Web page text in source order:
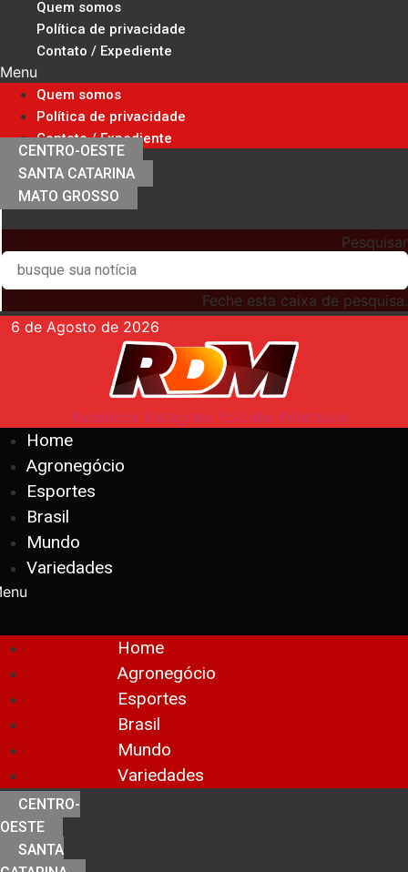
conteúdo
Quem somos
Política de privacidade
Contato / Expediente
Menu
Quem somos
Política de privacidade
Contato / Expediente
CENTRO-OESTE
SANTA CATARINA
MATO GROSSO
Pesquisar
Feche esta caixa de pesquisa.
6 de Agosto de 2026
Facebook Instagram Youtube Whatsapp
Home
Agronegócio
Esportes
Brasil
Mundo
Variedades
Home
Agronegócio
Esportes
Brasil
Mundo
Variedades
CENTRO-
OESTE
SANTA